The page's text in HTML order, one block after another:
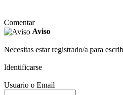
Comentar
Aviso
Necesitas estar registrado/a para
Identificarse
Usuario o Email